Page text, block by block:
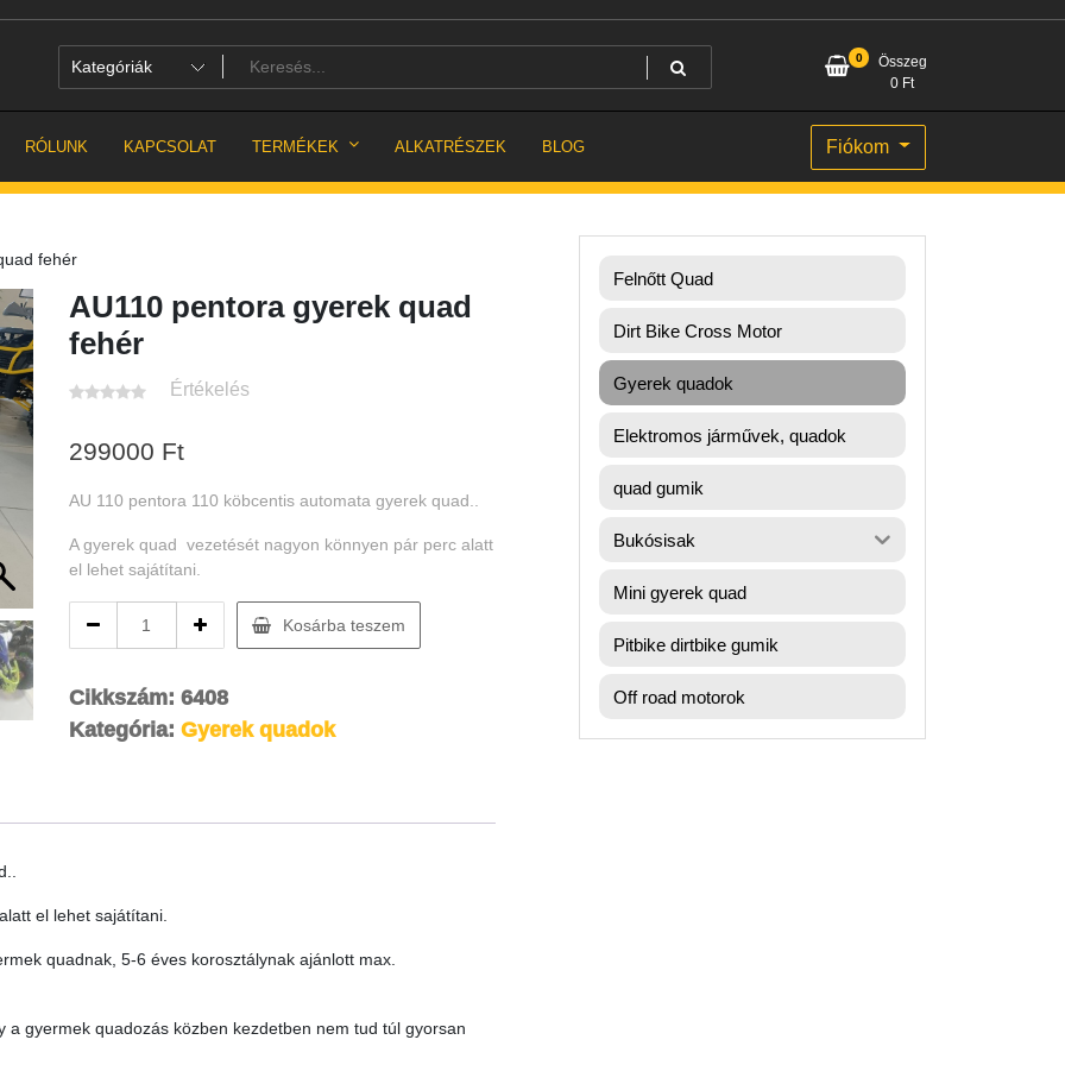
0
Összeg
0 Ft
RÓLUNK KAPCSOLAT TERMÉKEK ALKATRÉSZEK BLOG Fiókom
fehér
AU110 pentora gyerek quad
fehér
Értékelés
299000 Ft
AU 110 pentora 110 köbcentis automata gyerek quad..
A gyerek quad vezetését nagyon könnyen pár perc alatt
el lehet sajátítani.
pentora
quad
quantity
Kosárba teszem
Cikkszám: 6408
Kategória: Gyerek quadok
el lehet sajátítani.
quadnak, 5-6 éves korosztálynak ajánlott max.
gyermek quadozás közben kezdetben nem tud túl gyorsan
Felnőtt Quad
Dirt Bike Cross Motor
Gyerek quadok
Elektromos járművek, quadok
quad gumik
Bukósisak
Mini gyerek quad
Pitbike dirtbike gumik
Off road motorok